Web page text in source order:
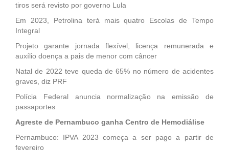
tiros será revisto por governo Lula
Em 2023, Petrolina terá mais quatro Escolas de Tempo
Integral
Projeto garante jornada flexível, licença remunerada e
auxílio doença a pais de menor com câncer
Natal de 2022 teve queda de 65% no número de acidentes
graves, diz PRF
Polícia Federal anuncia normalização na emissão de
passaportes
Agreste de Pernambuco ganha Centro de Hemodiálise
Pernambuco: IPVA 2023 começa a ser pago a partir de
fevereiro